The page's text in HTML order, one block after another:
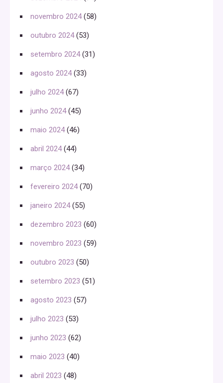
novembro 2024(58)
outubro 2024(53)
setembro 2024(31)
agosto 2024(33)
julho 2024(67)
junho 2024(45)
maio 2024(46)
abril 2024(44)
março 2024(34)
fevereiro 2024(70)
janeiro 2024(55)
dezembro 2023 (60)
novembro 2023 (59)
outubro 2023 (50)
setembro 2023 (51)
agosto 2023 (57)
julho 2023 (53)
junho 2023 (62)
maio 2023 (40)
abril 2023 (48)